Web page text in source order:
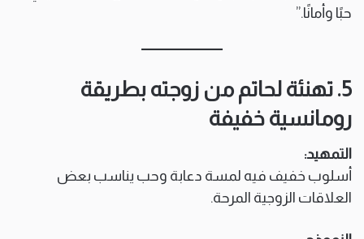
حبًا وأمانًا.”
5. تهنئة لحاتم من زوجته بطريقة
رومانسية خفيفة
التمهيد:
أسلوب خفيف فيه لمسة دعابة وحب يناسب بعض
العلاقات الزوجية المرحة.